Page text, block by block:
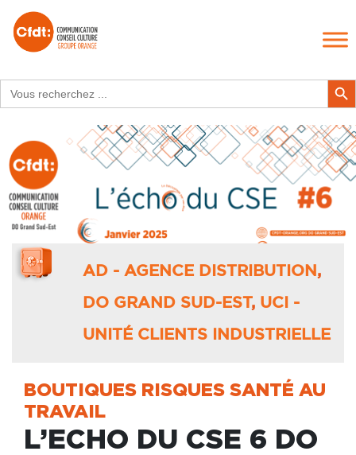
for:
Search
AD - AGENCE DISTRIBUTION ,
DO GRAND SUD-EST , UCI -
UNITÉ CLIENTS INDUSTRIELLE
BOUTIQUES RISQUES SANTÉ AU
TRAVAIL
L’ECHO DU CSE 6 DO